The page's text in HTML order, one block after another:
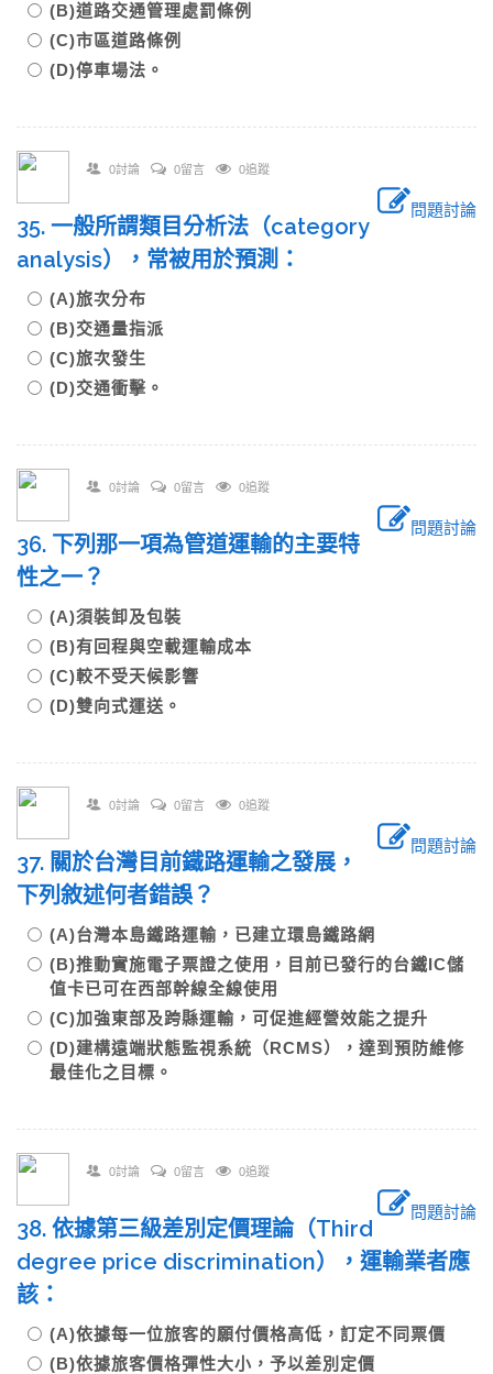
(B)道路交通管理處罰條例
(C)市區道路條例
(D)停車場法。
0討論 0留言 0追蹤
問題討論
35. 一般所謂類目分析法（category
analysis），常被用於預測：
(A)旅次分布
(B)交通量指派
(C)旅次發生
(D)交通衝擊。
0討論 0留言 0追蹤
問題討論
36. 下列那一項為管道運輸的主要特
性之一？
(A)須裝卸及包裝
(B)有回程與空載運輸成本
(C)較不受天候影響
(D)雙向式運送。
0討論 0留言 0追蹤
問題討論
37. 關於台灣目前鐵路運輸之發展，
下列敘述何者錯誤？
(A)台灣本島鐵路運輸，已建立環島鐵路網
(B)推動實施電子票證之使用，目前已發行的台鐵IC儲
值卡已可在西部幹線全線使用
(C)加強東部及跨縣運輸，可促進經營效能之提升
(D)建構遠端狀態監視系統（RCMS），達到預防維修
最佳化之目標。
0討論 0留言 0追蹤
問題討論
38. 依據第三級差別定價理論（Third
degree price discrimination），運輸業者應
該：
(A)依據每一位旅客的願付價格高低，訂定不同票價
(B)依據旅客價格彈性大小，予以差別定價